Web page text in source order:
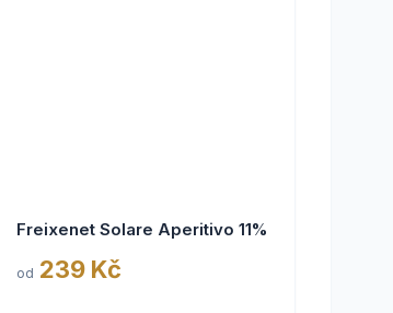
Freixenet Solare Aperitivo 11%
od 239 Kč